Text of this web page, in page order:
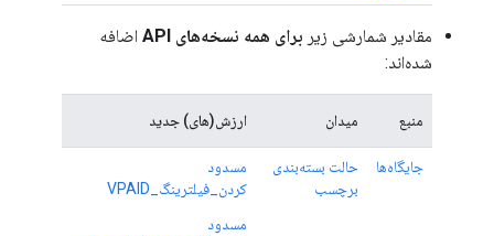
مقادیر شمارشی زیر برای همه نسخه‌های API
اضافه
شده‌اند:
منبع میدان ارزش(های) جدید
جایگاه‌ها
حالت بسته‌بندی
برچسب
مسدود
کردن_فیلترینگ_VPAID
مسدود